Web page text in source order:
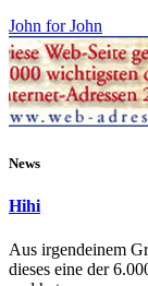
John for John
News
Hihi
Aus irgendeinem
dieses eine der